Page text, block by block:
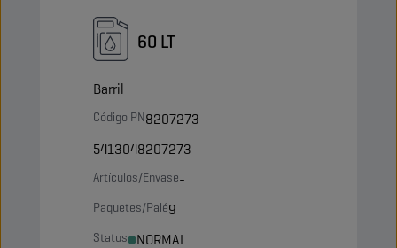
60 LT
Barril
Código PN8207273
5413048207273
Artículos/Envase-
Paquetes/Palé9
Status NORMAL